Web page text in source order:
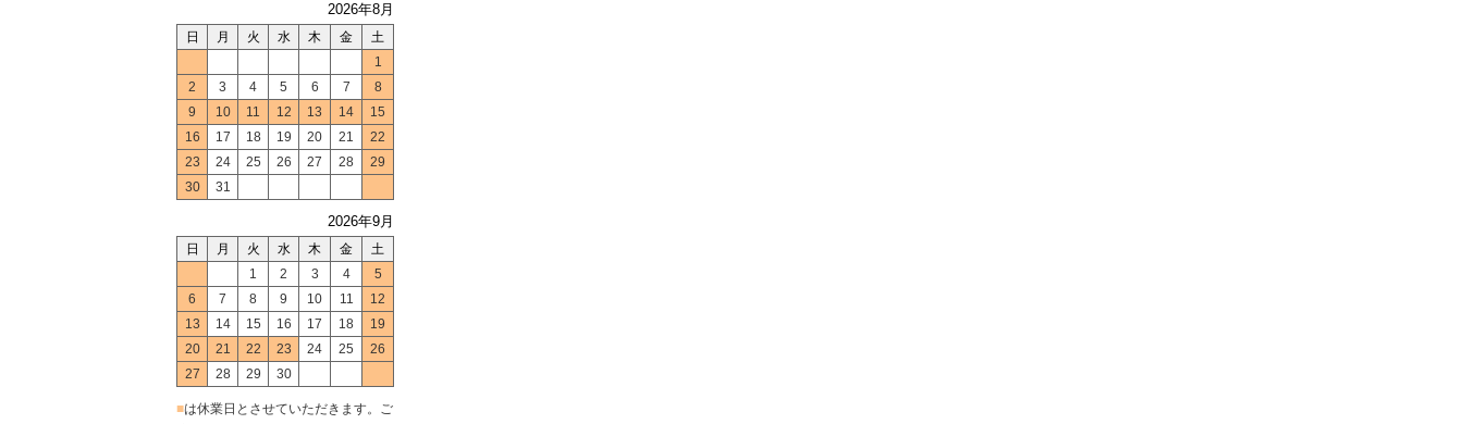
2026年8月
日 月 火 水 木 金
土
1
2
3 4 5 6 7
8
9
10 11 12 13 14
15
16
17 18 19 20 21
22
23
24 25 26 27 28
29
30
31
2026年9月
日 月 火 水 木 金
土
1
2 3 4
5
6
7 8 9 10 11
12
13
14 15 16 17 18
19
20
21 22 23 24 25
26
27
28 29 30
■は休業日とさせていただきます。ご